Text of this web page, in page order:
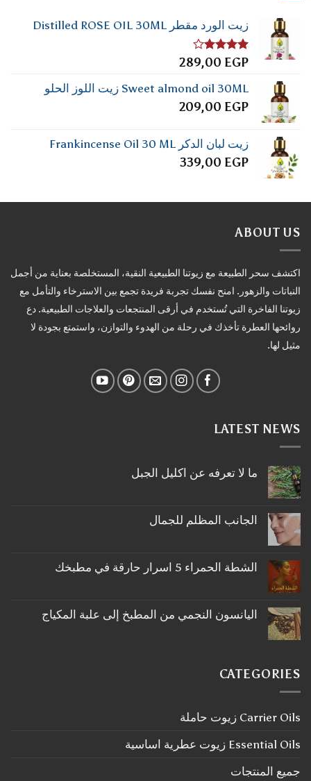
زيت الورد مقطر Distilled ROSE OIL 30ML
تم
4.00من
5
289,00 EGP
Sweet almond oil 30ML زيت اللوز الحلو
209,00 EGP
زيت لبان الدكر Frankincense Oil 30 ML
339,00 EGP
ABOUT US
اكتشف سحر الطبيعة مع زيوتنا الطبيعية النقية، المستخلصة بعناية من أجمل
النباتات والزهور. امنح نفسك تجربة فريدة تجمع بين الاسترخاء والتأمل مع
زيوتنا الفاخرة التي تُستخدم في أرقى المنتجعات والعلاجات الطبيعية. دع
روائحها العطرة تأخذك في رحلة من الهدوء والتوازن، واستمتع بجودة لا
مثيل لها.
LATEST NEWS
ما لا تعرفه عن اكليل الجبل
على
ما
اكليل
الجبل
الجانب المظلم للجمال
على
الجانب
الشطة الحمراء 5 اسرار حارقة في مطبخك
على
الشطة
في
مطبخك
اليانسون النجمي من المطبخ إلى علبة المكياج
اليانسون
النجمي
علبة
المكياج
CATEGORIES
Carrier Oils زيوت حاملة
Essential Oils زيوت عطرية اساسية
جميع المنتجات